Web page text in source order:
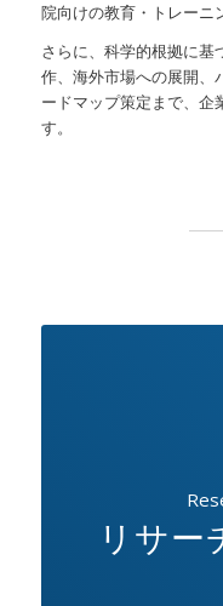
院向けの教育・トレーニ
さらに、科学的根拠に基
作、海外市場への展開、
ードマップ策定まで、企
す。
リサー